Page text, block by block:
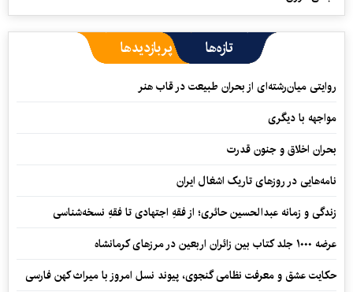
تازه‌ها پربازدیدها
روایتی میان‌رشته‌ای از بحران طبیعت در قاب هنر
مواجهه با دیگری
بحران اخلاق و جنون قدرت
نامه‌هایی در روزهای تاریک اشغال ایران
زندگی و زمانه عبدالحسین حائری؛ از فقهِ اجتهادی تا فقهِ نسخه‌شناسی
عرضه ۱۰۰۰ جلد کتاب بین زائران اربعین در مرزهای کرمانشاه
حکایت عشق و معرفت نظامی گنجوی، پیوند نسل امروز با میراث کهن فارسی